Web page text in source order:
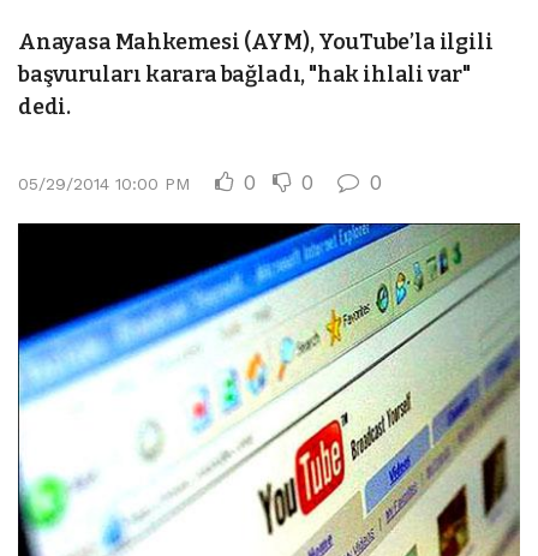
Anayasa Mahkemesi (AYM), YouTube’la ilgili
başvuruları karara bağladı, "hak ihlali var"
dedi.
05/29/2014 10:00 PM 0 0 0